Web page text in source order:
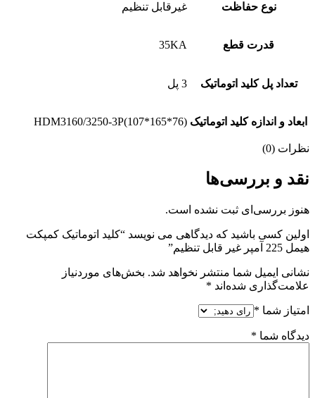
نوع حفاظت غیرقابل تنظیم
قدرت قطع 35KA
تعداد پل کلید اتوماتیک 3 پل
ابعاد و اندازه کلید اتوماتیک HDM3160/3250-3P(107*165*76)
نظرات (0)
نقد و بررسی‌ها
هنوز بررسی‌ای ثبت نشده است.
اولین کسی باشید که دیدگاهی می نویسد “کلید اتوماتیک کمپکت
هیمل 225 آمپر غیر قابل تنظیم”
نشانی ایمیل شما منتشر نخواهد شد. بخش‌های موردنیاز
علامت‌گذاری شده‌اند *
امتیاز شما *
دیدگاه شما *